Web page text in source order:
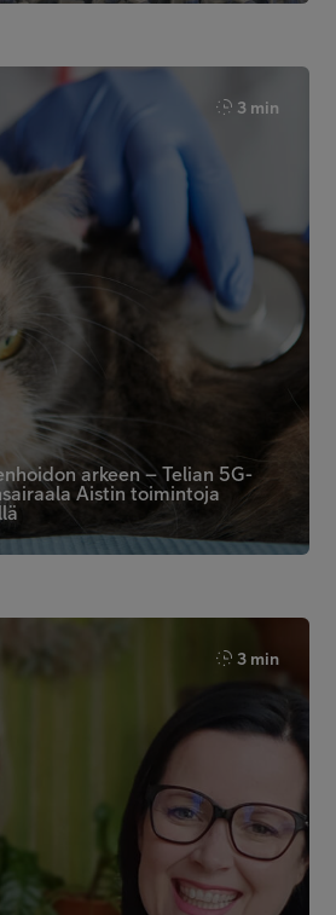
3 min
arkeen – Telian 5G-
Aistin toimintoja
3 min